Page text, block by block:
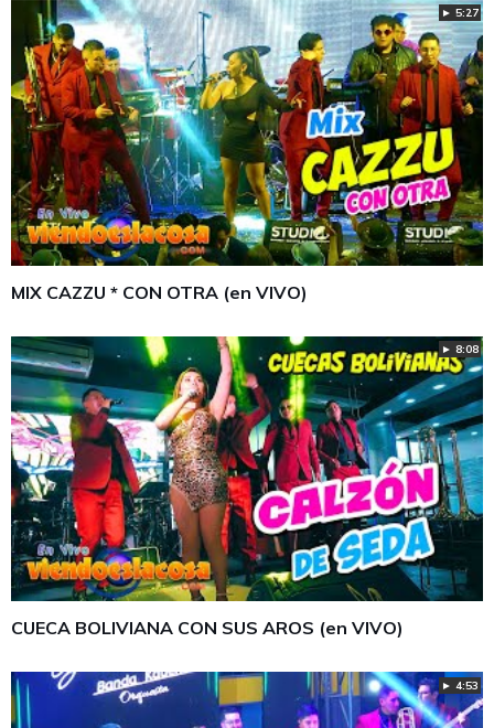
► 5:27
MIX CAZZU * CON OTRA (en VIVO)
► 8:08
CUECA BOLIVIANA CON SUS AROS (en VIVO)
► 4:53